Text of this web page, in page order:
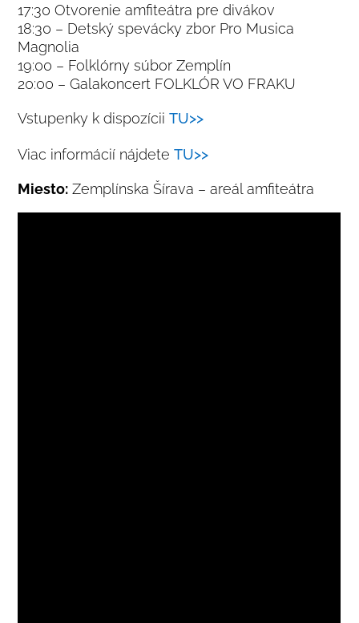
17:30 Otvorenie amfiteátra pre divákov
18:30 – Detský spevácky zbor Pro Musica
Magnolia
19:00 – Folklórny súbor Zemplín
20:00 – Galakoncert FOLKLÓR VO FRAKU
Vstupenky k dispozíciiTU>>
Viac informácií nájdeteTU>>
Miesto: Zemplínska Šírava – areál amfiteátra